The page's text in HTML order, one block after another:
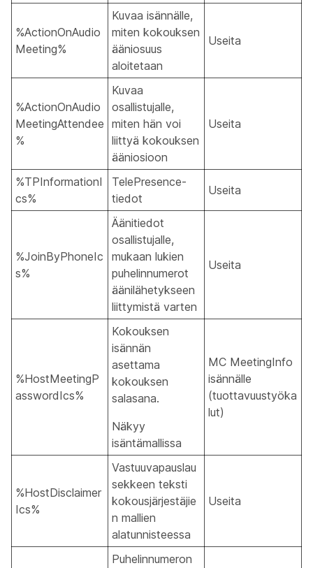
%ActionOnAudio
Meeting%
Kuvaa isännälle,
miten kokouksen
ääniosuus
aloitetaan
Useita
%ActionOnAudio
MeetingAttendee
%
Kuvaa
osallistujalle,
miten hän voi
liittyä kokouksen
ääniosioon
Useita
%TPInformationI
cs%
TelePresence-
tiedot
Useita
%JoinByPhoneIc
s%
Äänitiedot
osallistujalle,
mukaan lukien
puhelinnumerot
äänilähetykseen
liittymistä varten
Useita
%HostMeetingP
asswordIcs%
Kokouksen
isännän
asettama
kokouksen
salasana.
Näkyy
isäntämallissa
MC MeetingInfo
isännälle
(tuottavuustyöka
lut)
%HostDisclaimer
Ics%
Vastuuvapauslau
sekkeen teksti
kokousjärjestäjie
n mallien
alatunnisteessa
Useita
Puhelinnumeron